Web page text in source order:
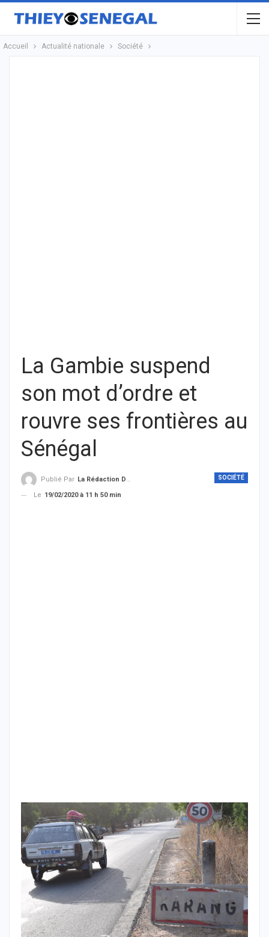
Accueil Actualité nationale Société
La Gambie suspend
son mot d’ordre et
rouvre ses frontières au
Sénégal
SOCIÉTÉ
Publié Par La Rédaction De THIEYSENEGAL.com
Le 19/02/2020 à 11 h 50 min